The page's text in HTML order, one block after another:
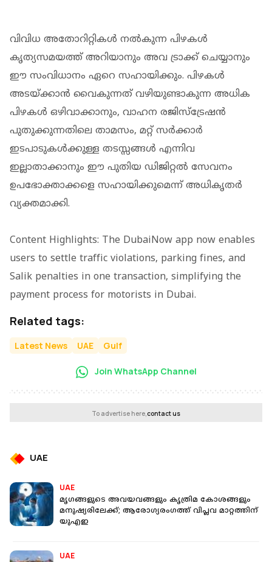
വിവിധ അതോറിറ്റികൾ നൽകുന്ന പിഴകൾ
കൃത്യസമയത്ത് അറിയാനും അവ ട്രാക്ക് ചെയ്യാനും
ഈ സംവിധാനം ഏറെ സഹായിക്കും. പിഴകൾ
അടയ്ക്കാൻ വൈകുന്നത് വഴിയുണ്ടാകുന്ന അധിക
പിഴകൾ ഒഴിവാക്കാനും, വാഹന രജിസ്ട്രേഷൻ
പുതുക്കുന്നതിലെ താമസം, മറ്റ് സർക്കാർ
ഇടപാടുകൾക്കുള്ള തടസ്സങ്ങൾ എന്നിവ
ഇല്ലാതാക്കാനും ഈ പുതിയ ഡിജിറ്റൽ സേവനം
ഉപഭോക്താക്കളെ സഹായിക്കുമെന്ന് അധികൃതർ
വ്യക്തമാക്കി.
Content Highlights: The DubaiNow app now enables
users to settle traffic violations, parking fines, and
Salik penalties in one transaction, simplifying the
payment process for motorists in Dubai.
Related tags:
Latest News UAE Gulf
Join WhatsApp Channel
To advertise here,contact us
UAE
UAE
മൃഗങ്ങളുടെ അവയവങ്ങളും കൃത്രിമ കോശങ്ങളും
മനുഷ്യരിലേക്ക്; ആരോഗ്യരംഗത്ത് വിപ്ലവ മാറ്റത്തിന്
യുഎഇ
UAE